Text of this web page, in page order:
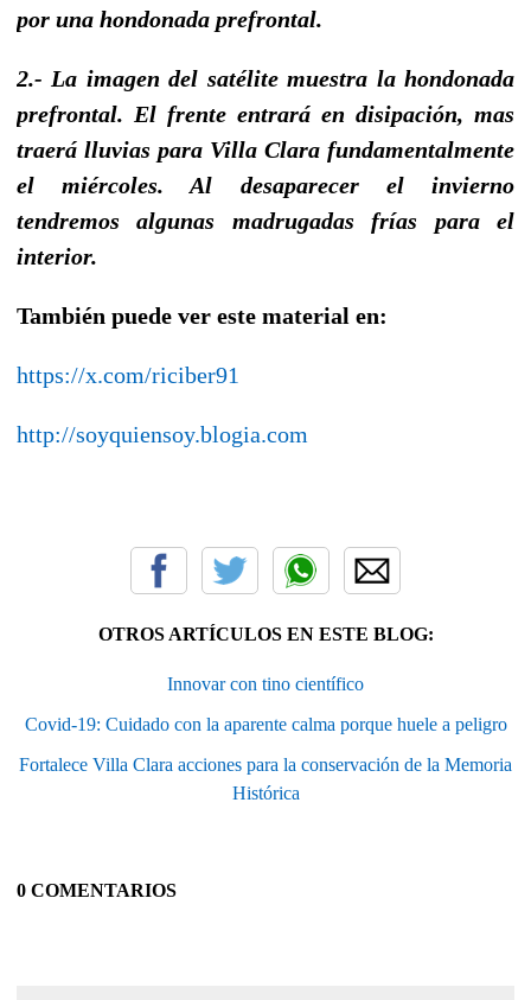
por una hondonada prefrontal.
2.- La imagen del satélite muestra la hondonada
prefrontal. El frente entrará en disipación, mas
traerá lluvias para Villa Clara fundamentalmente
el miércoles. Al desaparecer el invierno
tendremos algunas madrugadas frías para el
interior.
También puede ver este material en:
https://x.com/riciber91
http://soyquiensoy.blogia.com
OTROS ARTÍCULOS EN ESTE BLOG:
Innovar con tino científico
Covid-19: Cuidado con la aparente calma porque huele a peligro
Fortalece Villa Clara acciones para la conservación de la Memoria
Histórica
0 COMENTARIOS